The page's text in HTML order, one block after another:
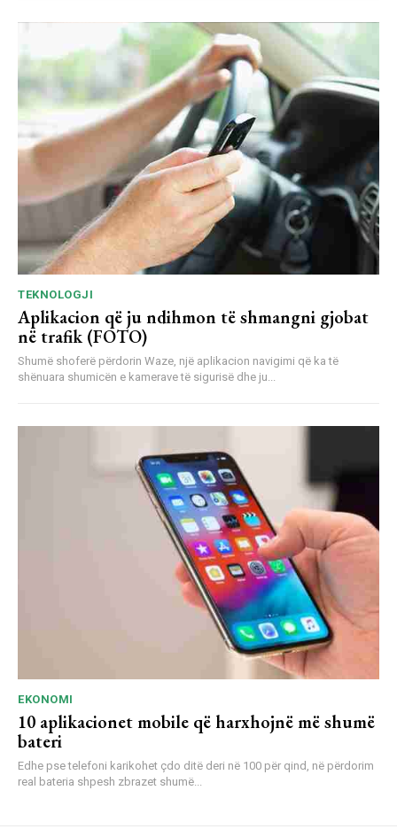
TEKNOLOGJI
Aplikacion që ju ndihmon të shmangni gjobat
në trafik (FOTO)
Shumë shoferë përdorin Waze, një aplikacion navigimi që ka të
shënuara shumicën e kamerave të sigurisë dhe ju...
EKONOMI
10 aplikacionet mobile që harxhojnë më shumë
bateri
Edhe pse telefoni karikohet çdo ditë deri në 100 për qind, në përdorim
real bateria shpesh zbrazet shumë...